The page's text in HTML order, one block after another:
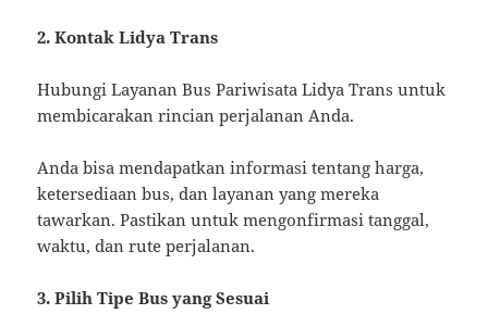
2. Kontak Lidya Trans
Hubungi Layanan Bus Pariwisata Lidya Trans untuk
membicarakan rincian perjalanan Anda.
Anda bisa mendapatkan informasi tentang harga,
ketersediaan bus, dan layanan yang mereka
tawarkan. Pastikan untuk mengonfirmasi tanggal,
waktu, dan rute perjalanan.
3. Pilih Tipe Bus yang Sesuai